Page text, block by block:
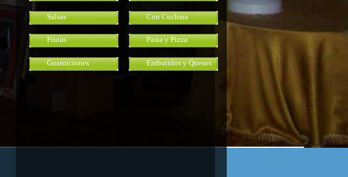
Salsas
Frutas
Guarniciones
Con Cuchara
Pasta y Pizza
Embutidos y Quesos